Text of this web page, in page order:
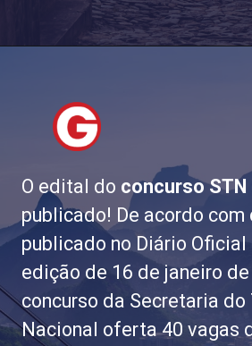
O edital do concurso STN
publicado! De acordo com
publicado no Diário Oficial
edição de 16 de janeiro de
concurso da Secretaria do
Nacional oferta 40 vagas